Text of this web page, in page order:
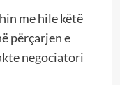
me hile këtë
përçarjen e
negociatori